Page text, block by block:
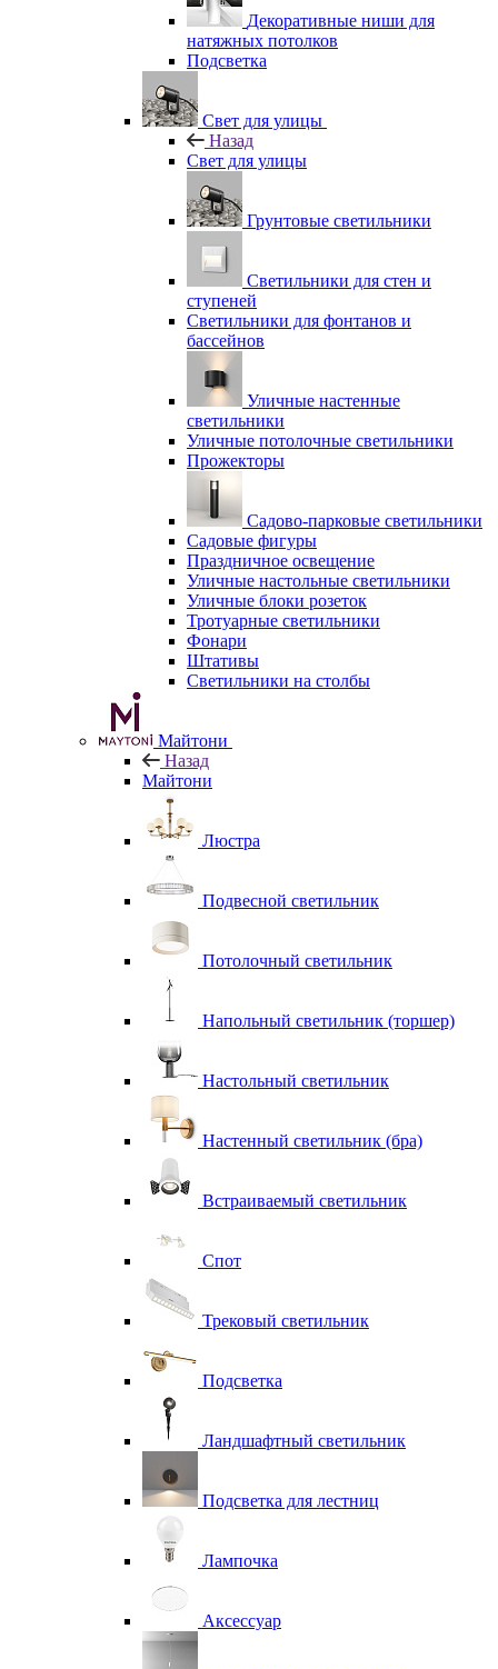
Декоративные ниши для
натяжных потолков
Подсветка
Свет для улицы
Назад
Свет для улицы
Грунтовые светильники
Светильники для стен и
ступеней
Светильники для фонтанов и
бассейнов
Уличные настенные
светильники
Уличные потолочные светильники
Прожекторы
Садово-парковые светильники
Садовые фигуры
Праздничное освещение
Уличные настольные светильники
Уличные блоки розеток
Тротуарные светильники
Фонари
Штативы
Светильники на столбы
Майтони
Назад
Майтони
Люстра
Подвесной светильник
Потолочный светильник
Напольный светильник (торшер)
Настольный светильник
Настенный светильник (бра)
Встраиваемый светильник
Спот
Трековый светильник
Подсветка
Ландшафтный светильник
Подсветка для лестниц
Лампочка
Аксессуар